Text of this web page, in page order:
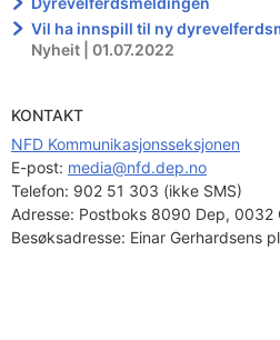
Vil ha innspill til ny
Nyheit | 01.07.2022
KONTAKT
NFD Kommunikasjonsseksjonen
E-post: media@nfd.dep.no
Telefon: 902 51 303 (ikke SMS)
Adresse: Postboks 8090 Dep, 0032
Besøksadresse: Einar Gerhardsens